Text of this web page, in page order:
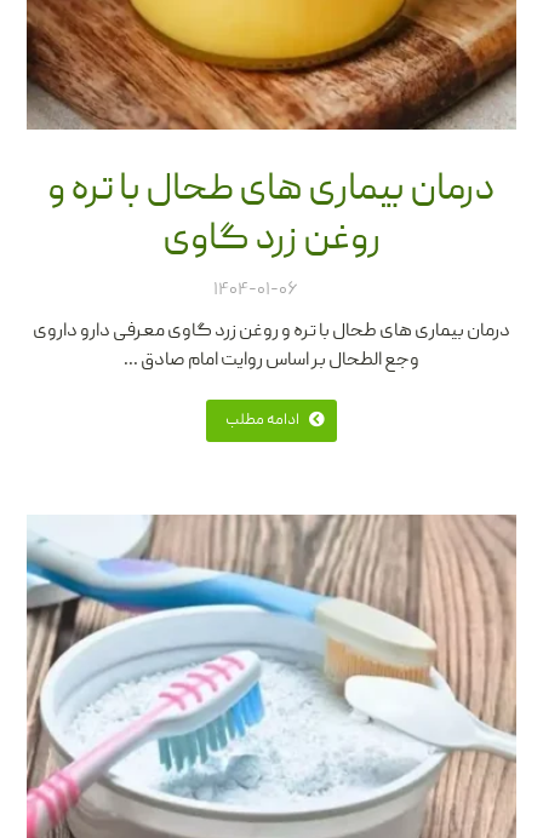
درمان بیماری های طحال با تره و
روغن زرد گاوی
۱۴۰۴-۰۱-۰۶
درمان بیماری های طحال با تره و روغن زرد گاوی معرفی دارو داروی
وجع الطحال بر اساس روایت امام صادق ...
ادامه مطلب